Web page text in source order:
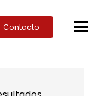
Contacto